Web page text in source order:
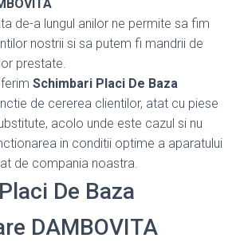
de-a lungul anilor ne permite sa fim
nostrii si sa putem fi mandrii de
prestate.
Schimbari Placi De Baza
de cererea clientilor, atat cu piese
acolo unde este cazul si nu
in conditii optime a aparatului
de compania noastra.
De Baza
DAMBOVITA